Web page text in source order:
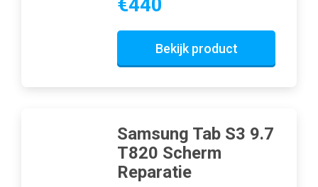
Bekijk product
Samsung Tab S3 9.7
T820 Scherm
Reparatie